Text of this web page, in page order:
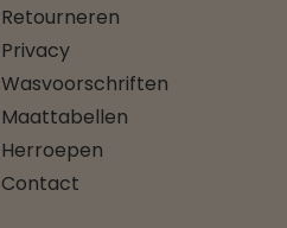
Retourneren
Privacy
Wasvoorschriften
Maattabellen
Herroepen
Contact